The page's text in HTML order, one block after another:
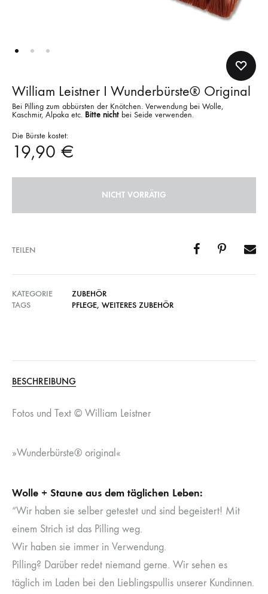
William Leistner I Wunderbürste® Original
Bei Pilling zum abbürsten der Knötchen. Verwendung bei Wolle,
Kaschmir, Alpaka etc. Bitte nicht bei Seide verwenden.
Die Bürste kostet:
19,90 €
NICHT VORRÄTIG
TEILEN
KATEGORIE
ZUBEHÖR
TAGS
PFLEGE, WEITERES ZUBEHÖR
BESCHREIBUNG
Fotos und Text © William Leistner
»Wunderbürste® original«
Wolle + Staune aus dem täglichen Leben:
“Wir haben sie selber getestet und sind begeistert! Mit
einem Strich ist das Pilling weg.
Wir haben sie immer in Verwendung.
Pilling? Darüber redet niemand gerne. Wir sehen es
täglich im Laden bei den Lieblingspullis unserer Kundinnen.